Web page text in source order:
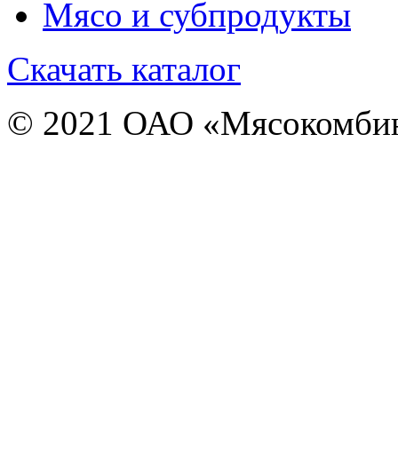
Мясо и субпродукты
Скачать каталог
© 2021 ОАО